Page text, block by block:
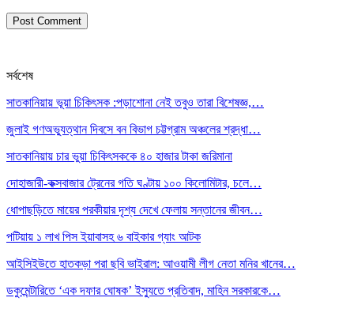
সর্বশেষ
সাতকানিয়ায় ভূয়া চিকিৎসক :পড়াশোনা নেই তবুও তারা বিশেষজ্ঞ,…
জুলাই গণঅভ্যুত্থান দিবসে বন বিভাগ চট্টগ্রাম অঞ্চলের শ্রদ্ধা…
সাতকানিয়ায় চার ভুয়া চিকিৎসককে ৪০ হাজার টাকা জরিমানা
দোহাজারী-কক্সবাজার ট্রেনের গতি ঘণ্টায় ১০০ কিলোমিটার, চলে…
ধোপাছড়িতে মায়ের পরকীয়ার দৃশ্য দেখে ফেলায় সন্তানের জীবন…
পটিয়ায় ১ লাখ পিস ইয়াবাসহ ৬ বাইকার গ্যাং আটক
আইসিইউতে হাতকড়া পরা ছবি ভাইরাল: আওয়ামী লীগ নেতা মনির খানের…
ডকুমেন্টারিতে ‘এক দফার ঘোষক’ ইস্যুতে প্রতিবাদ, মাহিন সরকারকে…